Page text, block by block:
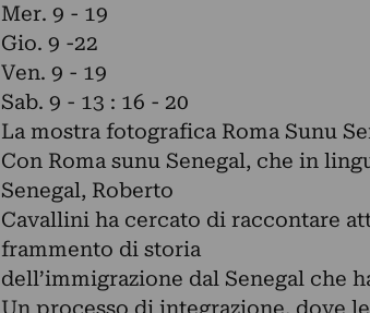
Mer. 9 - 19
Gio. 9 -22
Ven. 9 - 19
Sab. 9 - 13 : 16 - 20
La mostra fotografica Roma Sunu
Con Roma sunu Senegal, che in
Senegal, Roberto
Cavallini ha cercato di raccontare
frammento di storia
dell’immigrazione dal Senegal che